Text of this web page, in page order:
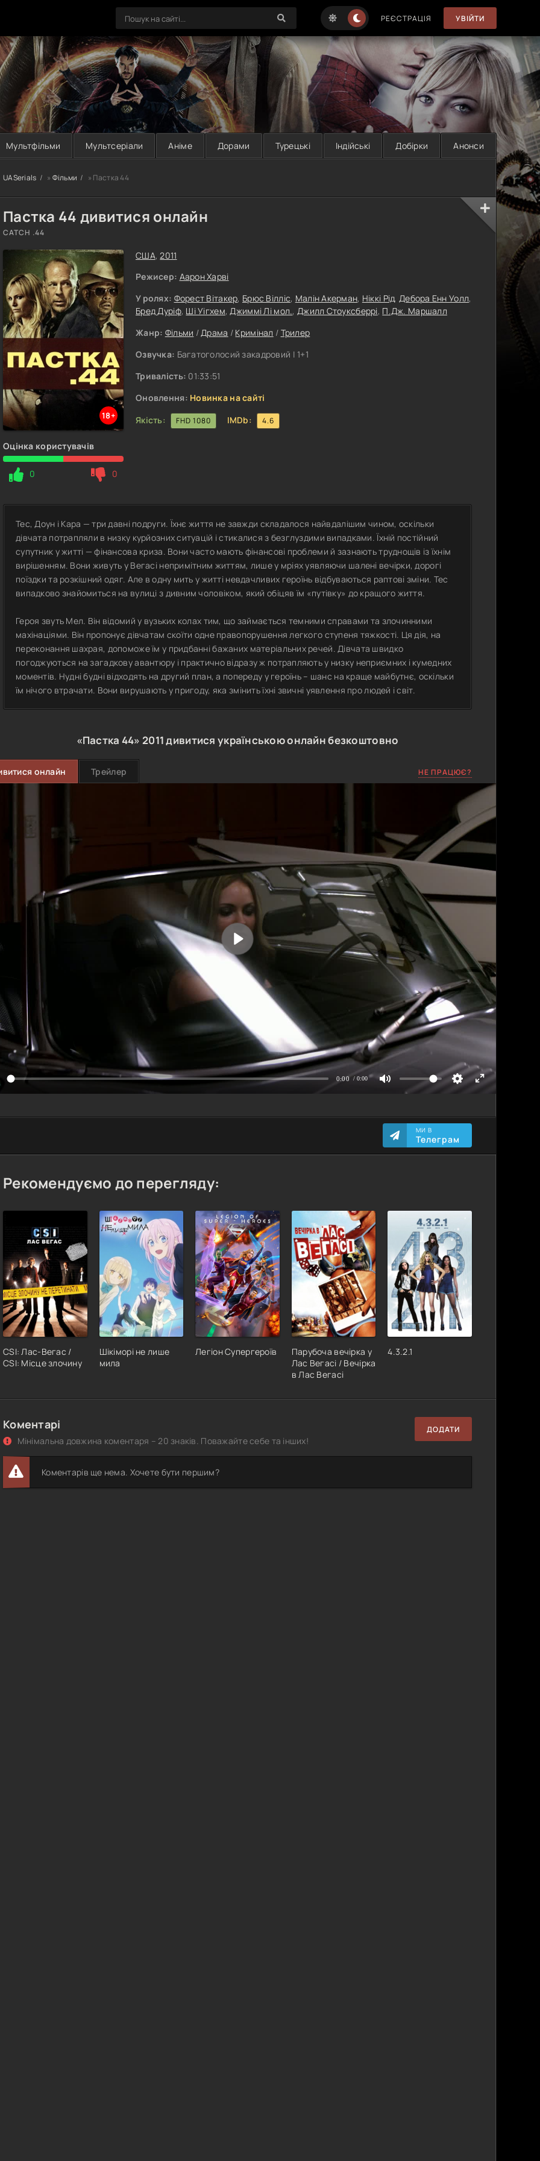
РЕЄСТРАЦІЯ УВІЙТИ
Мультфільми Мультсеріали Аніме Дорами Турецькі Індійські Добірки Анонси
UASerials » Фільми » Пастка 44
Пастка 44 дивитися онлайн
CATCH .44
18+
Оцінка користувачів
0 0
США,2011
Режисер: Аарон Харві
У ролях: Форест Вітакер, Брюс Вілліс, Малін Акерман, Ніккі Рід, Дебора Енн Уолл,
Бред Дуріф, Ші Уігхем,Джиммі Лі мол., Джилл Стоуксберрі, П.Дж. Маршалл
Жанр: Фільми /Драма / Кримінал / Трилер
Озвучка: Багатоголосий закадровий | 1+1
Тривалість: 01:33:51
Оновлення: Новинка на сайті
Якість:
FHD 1080 IMDb: 4.6
Тес, Доун і Кара — три давні подруги. Їхнє життя не завжди складалося найвдалішим чином, оскільки
дівчата потрапляли в низку курйозних ситуацій і стикалися з безглуздими випадками. Їхній постійний
супутник у житті — фінансова криза. Вони часто мають фінансові проблеми й зазнають труднощів із їхнім
вирішенням. Вони живуть у Вегасі непримітним життям, лише у мріях уявляючи шалені вечірки, дорогі
поїздки та розкішний одяг. Але в одну мить у житті невдачливих героїнь відбуваються раптові зміни. Тес
випадково знайомиться на вулиці з дивним чоловіком, який обіцяв їм «путівку» до кращого життя.
Героя звуть Мел. Він відомий у вузьких колах тим, що займається темними справами та злочинними
махінаціями. Він пропонує дівчатам скоїти одне правопорушення легкого ступеня тяжкості. Ця дія, на
переконання шахрая, допоможе їм у придбанні бажаних матеріальних речей. Дівчата швидко
погоджуються на загадкову авантюру і практично відразу ж потрапляють у низку неприємних і кумедних
моментів. Нудні будні відходять на другий план, а попереду у героїнь – шанс на краще майбутнє, оскільки
їм нічого втрачати. Вони вирушають у пригоду, яка змінить їхні звичні уявлення про людей і світ.
«Пастка 44»2011дивитися українською онлайн безкоштовно
онлайн Трейлер НЕ ПРАЦЮЄ?
МИ В
Телеграм
Рекомендуємо до перегляду:
CSІ: Лас-Вегас /
CSI: Місце злочину
Шікіморі не лише
мила
Легіон Супергероїв
Парубоча вечірка у
Лас Вегасі / Вечірка
в Лас Вегасі
4.3.2.1
Коментарі
Мінімальна довжина коментаря – 20 знаків. Поважайте себе та інших!
ДОДАТИ
Коментарів ще нема. Хочете бути першим?